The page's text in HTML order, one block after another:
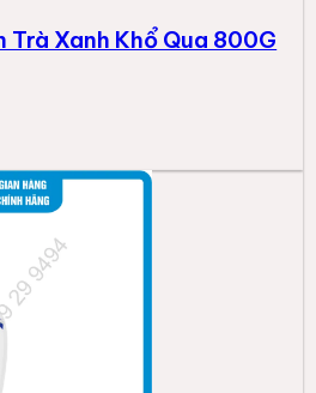
Trà Xanh Khổ Qua 800G